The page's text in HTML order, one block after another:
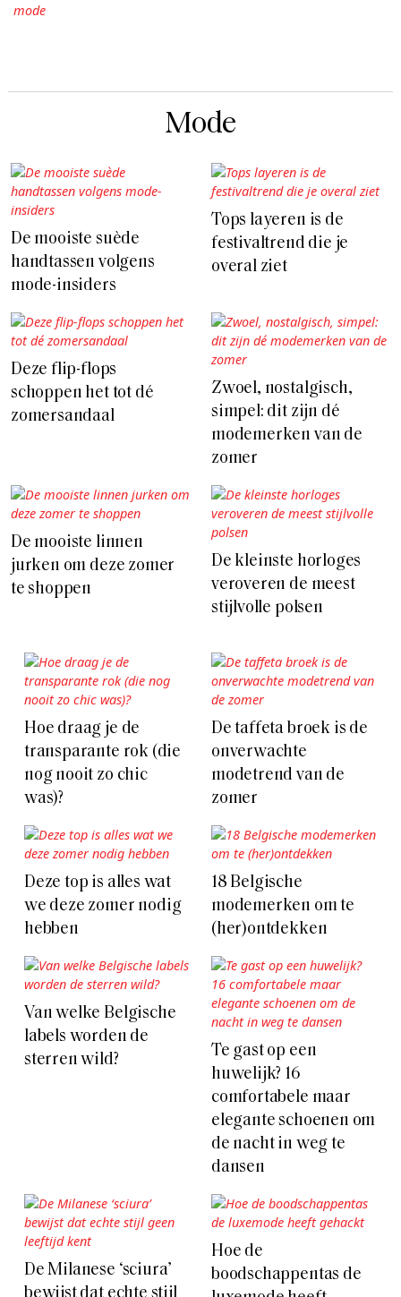
Mode
De mooiste suède
handtassen volgens
mode-insiders
Tops layeren is de
festivaltrend die je
overal ziet
Deze flip-flops
schoppen het tot dé
zomersandaal
Zwoel, nostalgisch,
simpel: dit zijn dé
modemerken van de
zomer
De mooiste linnen
jurken om deze zomer
te shoppen
De kleinste horloges
veroveren de meest
stijlvolle polsen
Hoe draag je de
transparante rok (die
nog nooit zo chic
was)?
De taffeta broek is de
onverwachte
modetrend van de
zomer
Deze top is alles wat
we deze zomer nodig
hebben
18 Belgische
modemerken om te
(her)ontdekken
Van welke Belgische
labels worden de
sterren wild?
Te gast op een
huwelijk? 16
comfortabele maar
elegante schoenen om
de nacht in weg te
dansen
De Milanese ‘sciura’
Hoe de
boodschappentas de